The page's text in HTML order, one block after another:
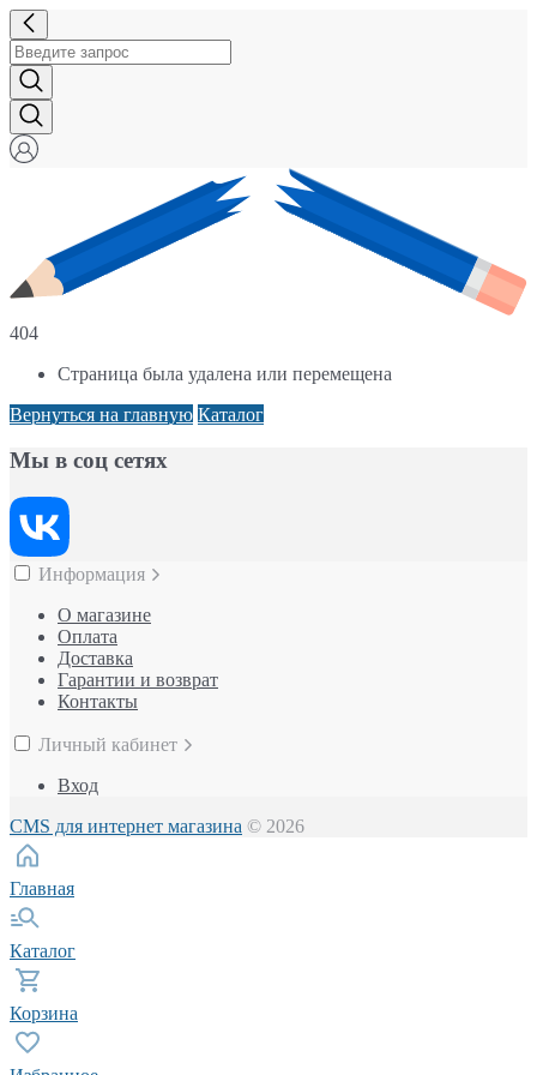
404
Страница была удалена или перемещена
Вернуться на главную Каталог
Мы в соц сетях
Информация
О магазине
Оплата
Доставка
Гарантии и возврат
Контакты
Личный кабинет
Вход
CMS для интернет магазина © 2026
Главная
Каталог
Корзина